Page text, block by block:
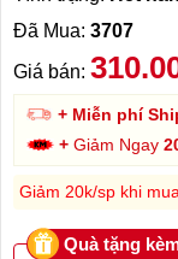
Đã Mua: 3707
Giá bán:
+ Miễn phí
+ Giảm Ngay
Giảm 20k/sp khi
Quà tặng